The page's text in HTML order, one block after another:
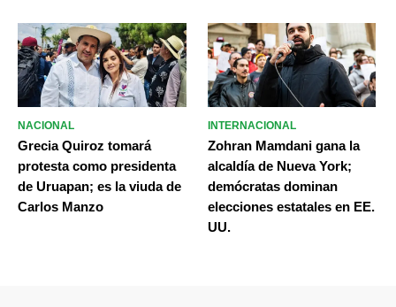
NACIONAL
Grecia Quiroz tomará
protesta como presidenta
de Uruapan; es la viuda de
Carlos Manzo
INTERNACIONAL
Zohran Mamdani gana la
alcaldía de Nueva York;
demócratas dominan
elecciones estatales en EE.
UU.